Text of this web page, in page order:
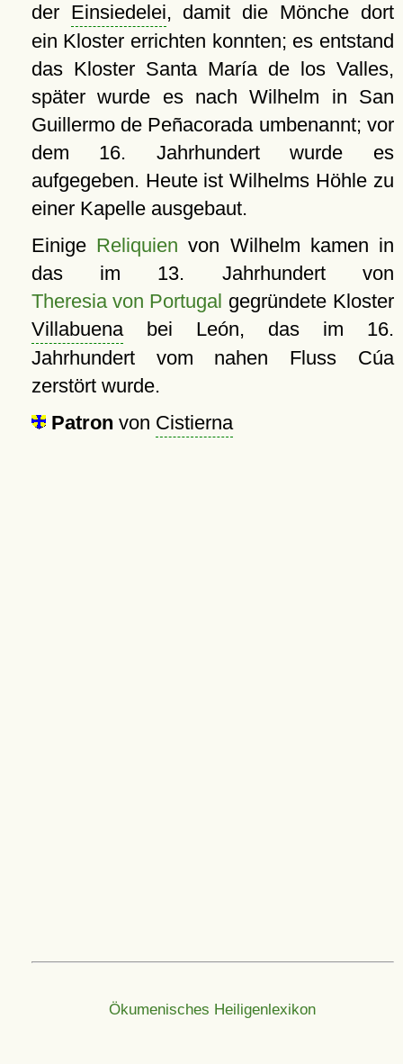
der Einsiedelei, damit die Mönche dort
ein Kloster errichten konnten; es entstand
das Kloster Santa María de los Valles,
später wurde es nach Wilhelm in San
Guillermo de Peñacorada umbenannt; vor
dem 16. Jahrhundert wurde es
aufgegeben. Heute ist Wilhelms Höhle zu
einer Kapelle ausgebaut.
Einige Reliquien von Wilhelm kamen in
das im 13. Jahrhundert von
Theresia von Portugal gegründete Kloster
Villabuenabei León, das im 16.
Jahrhundert vom nahen Fluss Cúa
zerstört wurde.
Patron von Cistierna
Ökumenisches Heiligenlexikon